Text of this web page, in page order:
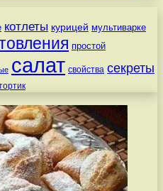
котлеты курицей мультиварке
простой
салат свойства секреты